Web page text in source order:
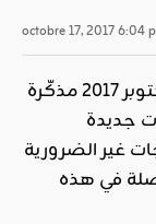
octobre 17, 2017 6:04
أصدر البنك المركزي التونسي بتاريخ 10 أكتوبر 2017 مذكّرة
جديدة
غير الضرورية
في هذه